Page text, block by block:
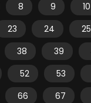
8 9 10
23 24 25
38 39
52 53
66 67